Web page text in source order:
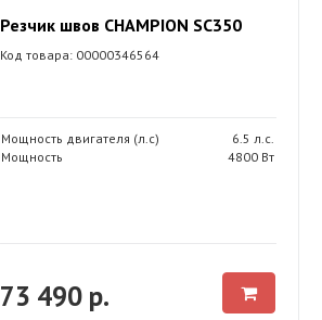
Резчик швов CHAMPION SC350
Код товара: 00000346564
Мощность двигателя (л.с)
6.5 л.с.
Мощность
4800 Вт
73 490 р.